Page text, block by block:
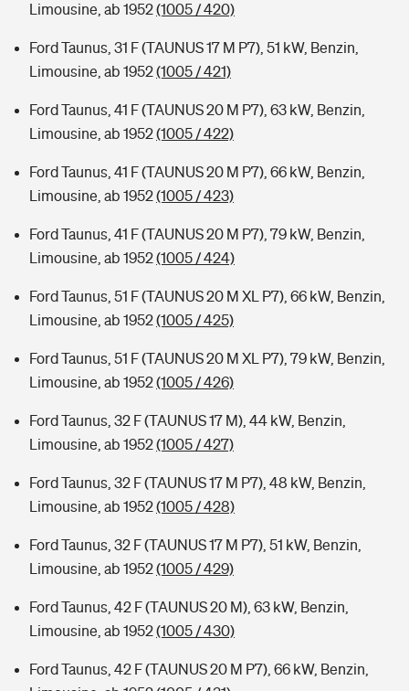
Limousine, ab 1952(1005 / 420)
Ford Taunus, 31 F (TAUNUS 17 M P7), 51 kW, Benzin,
Limousine, ab 1952(1005 / 421)
Ford Taunus, 41 F (TAUNUS 20 M P7), 63 kW, Benzin,
Limousine, ab 1952(1005 / 422)
Ford Taunus, 41 F (TAUNUS 20 M P7), 66 kW, Benzin,
Limousine, ab 1952(1005 / 423)
Ford Taunus, 41 F (TAUNUS 20 M P7), 79 kW, Benzin,
Limousine, ab 1952(1005 / 424)
Ford Taunus, 51 F (TAUNUS 20 M XL P7), 66 kW, Benzin,
Limousine, ab 1952(1005 / 425)
Ford Taunus, 51 F (TAUNUS 20 M XL P7), 79 kW, Benzin,
Limousine, ab 1952(1005 / 426)
Ford Taunus, 32 F (TAUNUS 17 M), 44 kW, Benzin,
Limousine, ab 1952(1005 / 427)
Ford Taunus, 32 F (TAUNUS 17 M P7), 48 kW, Benzin,
Limousine, ab 1952(1005 / 428)
Ford Taunus, 32 F (TAUNUS 17 M P7), 51 kW, Benzin,
Limousine, ab 1952(1005 / 429)
Ford Taunus, 42 F (TAUNUS 20 M), 63 kW, Benzin,
Limousine, ab 1952(1005 / 430)
Ford Taunus, 42 F (TAUNUS 20 M P7), 66 kW, Benzin,